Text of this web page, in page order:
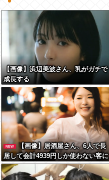
【画像】浜辺美波さん、乳がガチで
成長する
NEW
【画像】居酒屋さん、6人で長
居して会計4939円しか使わない客に
お気持ち表明してしまう←コレどっ
ちが悪いんや？？？？？？